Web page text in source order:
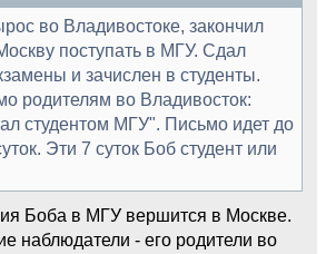
во Владивостоке, закончил
поступать в МГУ. Сдал
и зачислен в студенты.
родителям во Владивосток:
студентом МГУ". Письмо идет до
Эти 7 суток Боб студент или
Боба в МГУ вершится в Москве.
наблюдатели - его родители во